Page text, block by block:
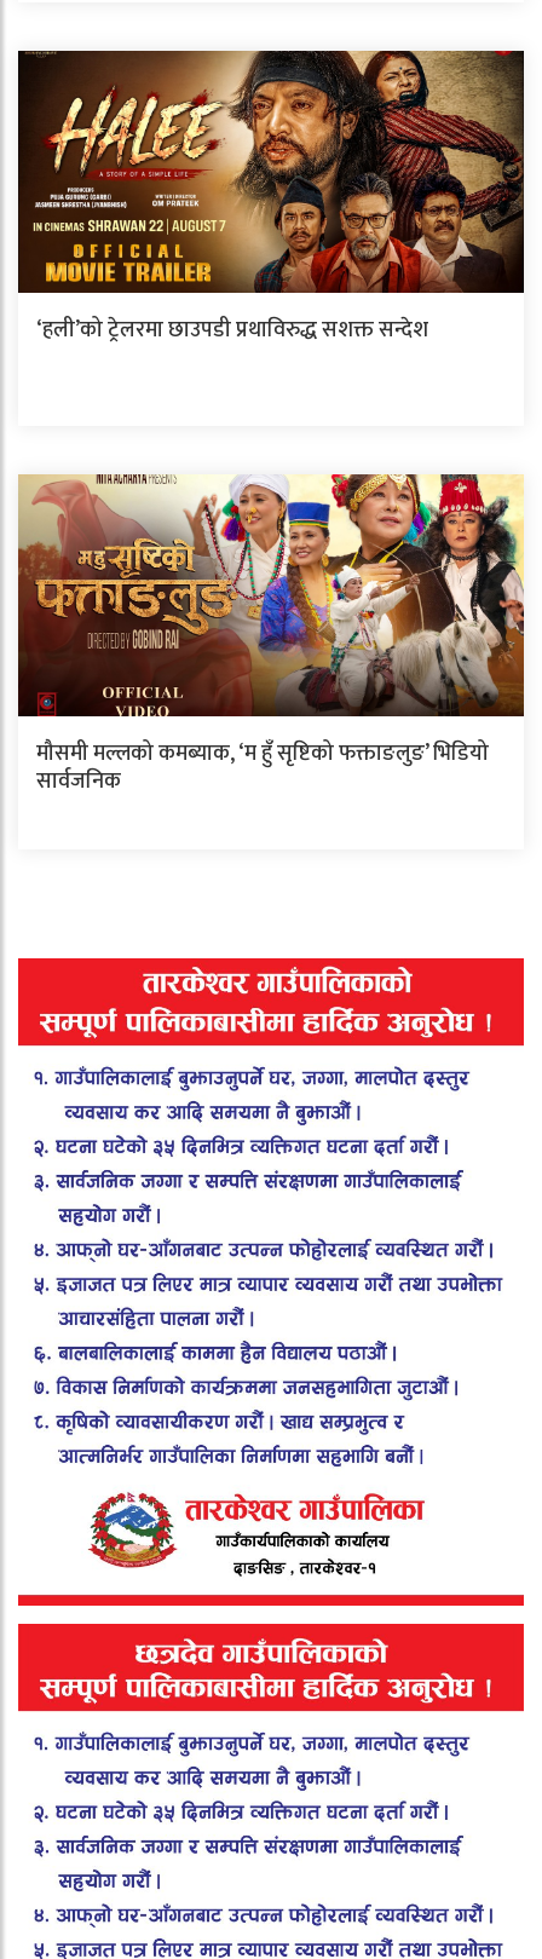
‘हली’को ट्रेलरमा छाउपडी प्रथाविरुद्ध सशक्त सन्देश
मौसमी मल्लको कमब्याक, ‘म हुँ सृष्टिको फक्ताङलुङ’ भिडियो
सार्वजनिक